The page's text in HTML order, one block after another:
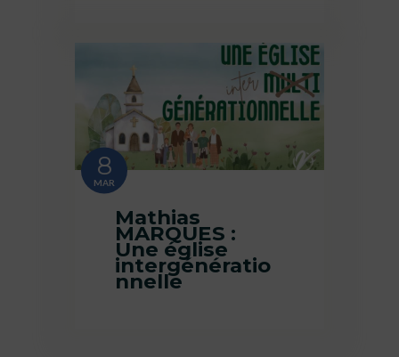
8
MAR
Mathias
MARQUES :
Une église
intergénératio
nnelle